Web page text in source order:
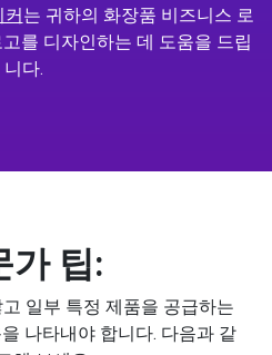
커는 귀하의 화장품 비즈니스 로
를 디자인하는 데 도움을 드립
니다.
가 팁:
일부 특정 제품을 공급하는
나타내야 합니다. 다음과 같